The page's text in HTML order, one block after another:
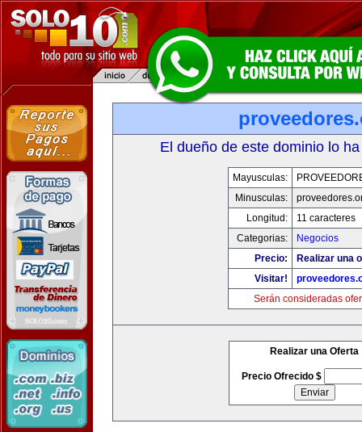
El dueño de este dominio lo
Mayusculas:
Minusculas:
Longitud:
11 caracteres
Categorias:
Negocios
Precio:
Realizar una
Visitar!
Serán consideradas
Realizar una Oferta
Precio Ofrecido $